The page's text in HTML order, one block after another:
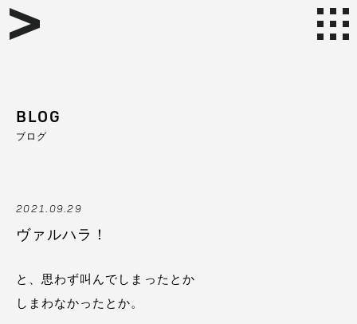
BLOG
ブログ
2021.09.29
ヴァルハラ！
と、思わず叫んでしまったとか
しまわなかったとか。